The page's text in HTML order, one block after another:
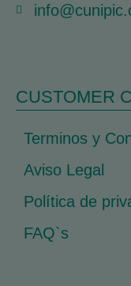
CUSTOMER
Terminos y
Aviso Legal
Política de
FAQ`s